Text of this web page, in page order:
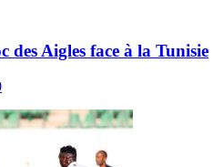
des Aigles face à la Tunisie